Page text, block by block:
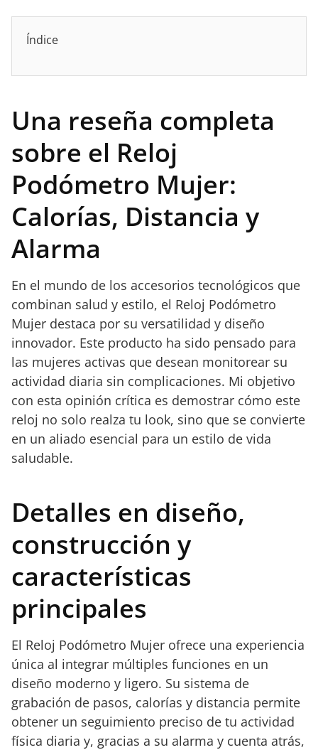
Índice
Una reseña completa
sobre el Reloj
Podómetro Mujer:
Calorías, Distancia y
Alarma
En el mundo de los accesorios tecnológicos que
combinan salud y estilo, el Reloj Podómetro
Mujer destaca por su versatilidad y diseño
innovador. Este producto ha sido pensado para
las mujeres activas que desean monitorear su
actividad diaria sin complicaciones. Mi objetivo
con esta opinión crítica es demostrar cómo este
reloj no solo realza tu look, sino que se convierte
en un aliado esencial para un estilo de vida
saludable.
Detalles en diseño,
construcción y
características
principales
El Reloj Podómetro Mujer ofrece una experiencia
única al integrar múltiples funciones en un
diseño moderno y ligero. Su sistema de
grabación de pasos, calorías y distancia permite
obtener un seguimiento preciso de tu actividad
física diaria y, gracias a su alarma y cuenta atrás,